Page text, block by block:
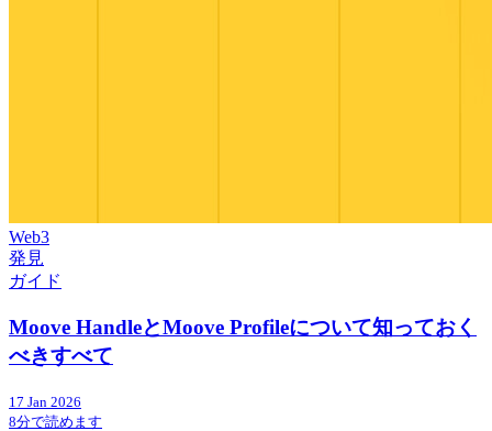
Web3
発見
ガイド
Moove HandleとMoove Profileについて知っておく
べきすべて
17 Jan 2026
8分で読めます